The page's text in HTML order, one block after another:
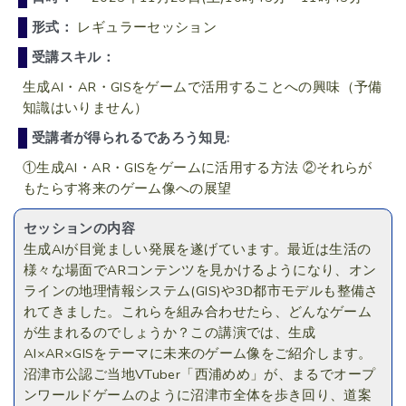
形式： レギュラーセッション
受講スキル：
生成AI・AR・GISをゲームで活用することへの興味（予備
知識はいりません）
受講者が得られるであろう知見:
①生成AI・AR・GISをゲームに活用する方法 ②それらが
もたらす将来のゲーム像への展望
セッションの内容
生成AIが目覚ましい発展を遂げています。最近は生活の
様々な場面でARコンテンツを見かけるようになり、オン
ラインの地理情報システム(GIS)や3D都市モデルも整備さ
れてきました。これらを組み合わせたら、どんなゲーム
が生まれるのでしょうか？この講演では、生成
AI×AR×GISをテーマに未来のゲーム像をご紹介します。
沼津市公認ご当地VTuber「西浦めめ」が、まるでオープ
ンワールドゲームのように沼津市全体を歩き回り、道案